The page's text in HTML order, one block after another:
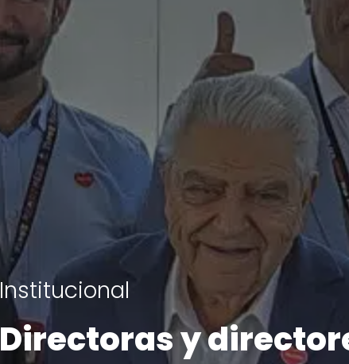
6 de agosto | 2026
“Súmate a lo que nos